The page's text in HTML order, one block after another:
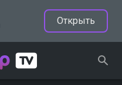
Открыть